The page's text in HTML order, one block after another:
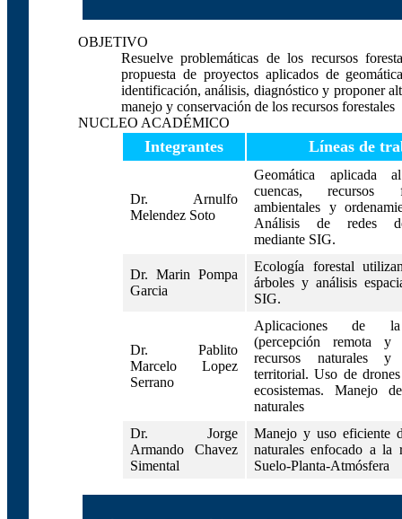
OBJETIVO
Resuelve problemáticas de los recursos
propuesta de proyectos aplicados de
identificación, análisis, diagnóstico y proponer
manejo y conservación de los recursos forestales
NUCLEO ACADÉMICO
Integrantes Líneas de
Dr. Arnulfo
Melendez Soto
Geomática aplicada
cuencas, recursos
ambientales y
Análisis de redes
mediante SIG.
Dr. Marin Pompa
Garcia
Ecología forestal
árboles y análisis
SIG.
Dr. Pablito
Marcelo Lopez
Serrano
Aplicaciones de la
(percepción remota
recursos naturales y
territorial. Uso de
ecosistemas. Manejo
naturales
Dr. Jorge
Armando Chavez
Simental
Manejo y uso eficiente
naturales enfocado a la
Suelo-Planta-Atmósfera